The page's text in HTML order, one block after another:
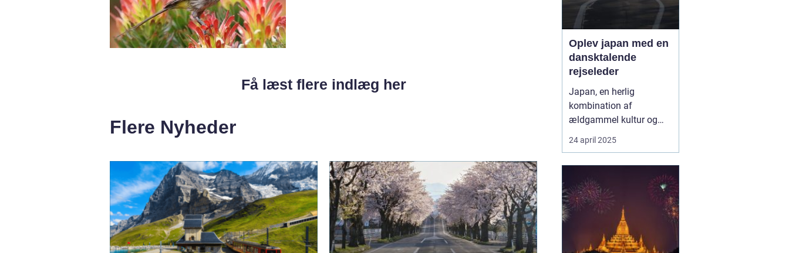
Få læst flere indlæg her
Flere Nyheder
Oplev japan med en
dansktalende
rejseleder
Japan, en herlig
kombination af
ældgammel kultur og
moderne innovation, er
en destination, der
hele verden. For danske
rejsende bliver
oplevelsen ekstra unik,
når de har en rejseleder,
der taler deres eget
sprog. ...
24 april 2025